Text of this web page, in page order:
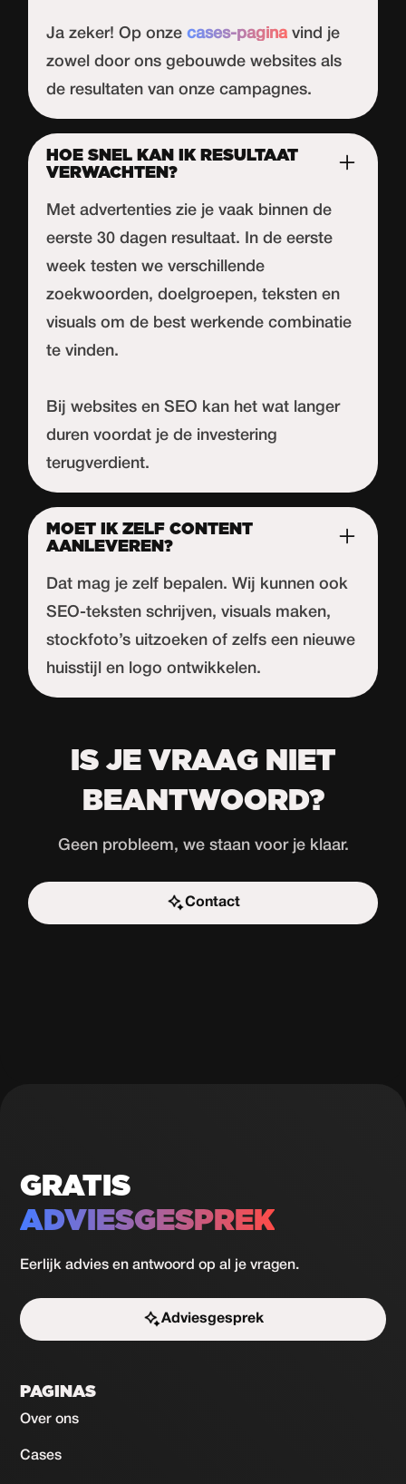
Ja zeker! Op onzecases-pagina vind je
zowel door ons gebouwde websites als
de resultaten van onze campagnes.
HOE SNEL KAN IK RESULTAAT
VERWACHTEN?
Met advertenties zie je vaak binnen de
eerste 30 dagen resultaat. In de eerste
week testen we verschillende
zoekwoorden, doelgroepen, teksten en
visuals om de best werkende combinatie
te vinden.
Bij websites en SEO kan het wat langer
duren voordat je de investering
terugverdient.
MOET IK ZELF CONTENT
AANLEVEREN?
Dat mag je zelf bepalen. Wij kunnen ook
SEO-teksten schrijven, visuals maken,
stockfoto’s uitzoeken of zelfs een nieuwe
huisstijl en logo ontwikkelen.
IS JE VRAAG NIET
BEANTWOORD?
Geen probleem, we staan voor je klaar.
Contact
Start de uitdaging
GRATIS
ADVIESGESPREK
Eerlijk advies en antwoord op al je vragen.
Adviesgesprek
Start de uitdaging
PAGINAS
Over ons
Cases